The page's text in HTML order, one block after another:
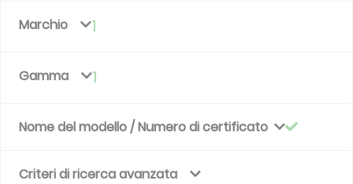
Marchio 1
Gamma 1
Nome del modello / Numero di certificato
Criteri di ricerca avanzata